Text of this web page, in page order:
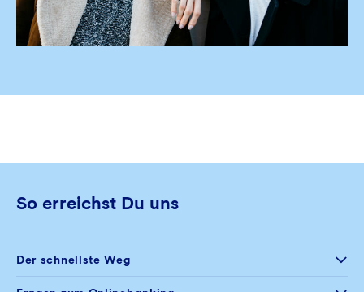
So erreichst Du uns
Der schnellste Weg